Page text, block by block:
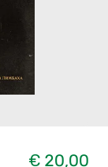
€ 20,00